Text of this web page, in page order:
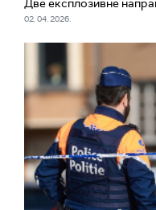
Две експлозивне
02. 04. 2026.